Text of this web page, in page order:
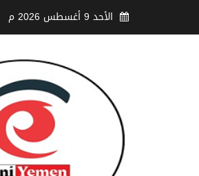
الأحد 9 أغسطس 2026 م